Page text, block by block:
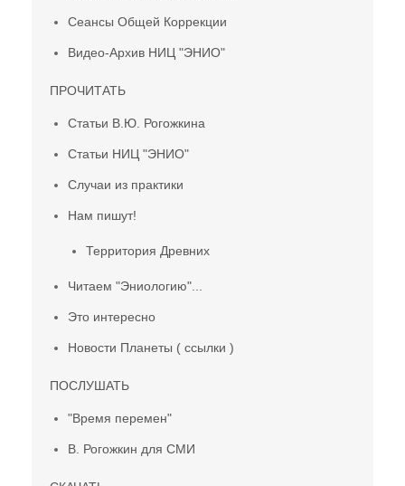
Сеансы Общей Коррекции
Видео-Архив НИЦ "ЭНИО"
ПРОЧИТАТЬ
Статьи В.Ю. Рогожкина
Статьи НИЦ "ЭНИО"
Случаи из практики
Нам пишут!
Территория Древних
Читаем "Эниологию"...
Это интересно
Новости Планеты ( ссылки )
ПОСЛУШАТЬ
"Время перемен"
В. Рогожкин для СМИ